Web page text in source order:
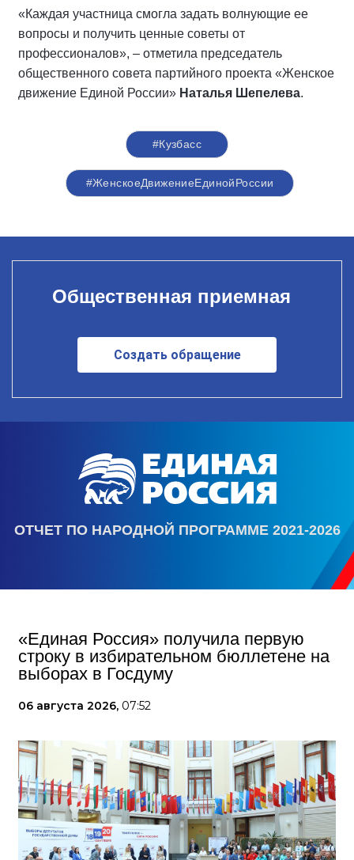
«Каждая участница смогла задать волнующие ее
вопросы и получить ценные советы от
профессионалов», – отметила председатель
общественного совета партийного проекта «Женское
движение Единой России» Наталья Шепелева.
#Кузбасс
#ЖенскоеДвижениеЕдинойРоссии
Общественная приемная
Создать обращение
ОТЧЕТ ПО НАРОДНОЙ ПРОГРАММЕ 2021-2026
«Единая Россия» получила первую
строку в избирательном бюллетене на
выборах в Госдуму
06 августа 2026, 07:52